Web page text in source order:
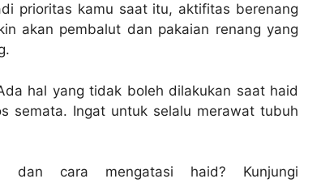
prioritas kamu saat itu, aktifitas berenang
akan pembalut dan pakaian renang yang
hal yang tidak boleh dilakukan saat haid
semata. Ingat untuk selalu merawat tubuh
dan cara mengatasi haid? Kunjungi